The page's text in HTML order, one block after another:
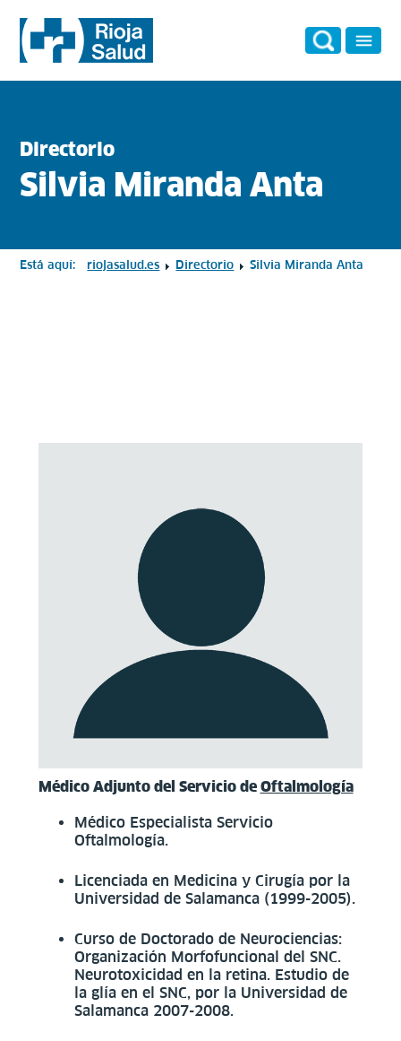
Directorio
Silvia Miranda Anta
Está aquí: riojasalud.es Directorio Silvia Miranda Anta
Médico Adjunto del Servicio de Oftalmología
Médico Especialista Servicio
Oftalmología.
Licenciada en Medicina y Cirugía por la
Universidad de Salamanca (1999-2005).
Curso de Doctorado de Neurociencias:
Organización Morfofuncional del SNC.
Neurotoxicidad en la retina. Estudio de
la glía en el SNC, por la Universidad de
Salamanca 2007-2008.